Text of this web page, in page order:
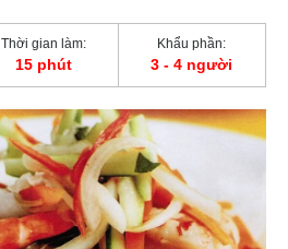
Thời gian làm:
15 phút
Khẩu phần:
3 - 4 người